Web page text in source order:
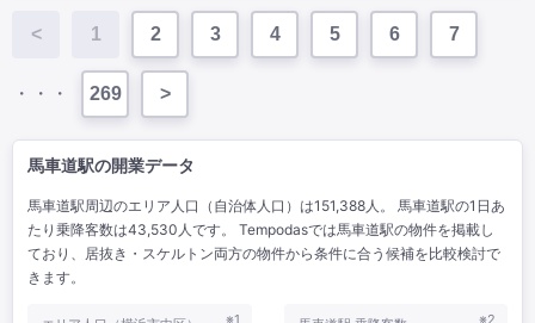
< 1 2 3 4 5 6 7
・・・ 269 >
馬車道駅の開業データ
馬車道駅周辺のエリア人口（自治体人口）は151,388人。 馬車道駅の1日あ
たり乗降客数は43,530人です。 Tempodasでは馬車道駅の物件を掲載し
ており、居抜き・スケルトン両方の物件から条件に合う候補を比較検討で
きます。
※1 ※2